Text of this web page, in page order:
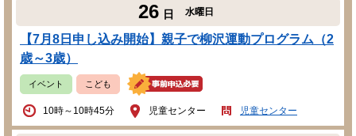
26 日 水曜日
【7月8日申し込み開始】親子で柳沢運動プログラム（2
歳～3歳）
イベント こども
10時～10時45分 児童センター 児童センター